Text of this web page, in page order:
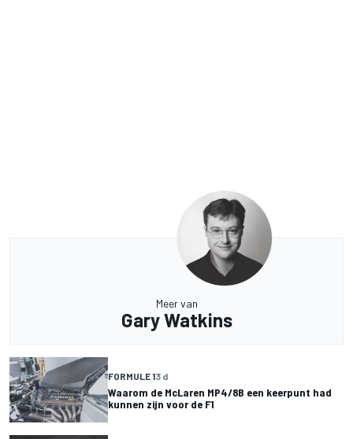
Meer van
Gary Watkins
FORMULE 13 d
Waarom de McLaren MP4/8B een keerpunt had
kunnen zijn voor de F1